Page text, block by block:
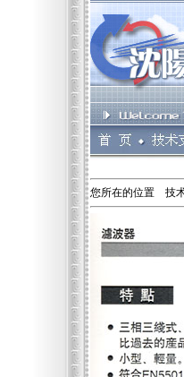
您所在的位置 技